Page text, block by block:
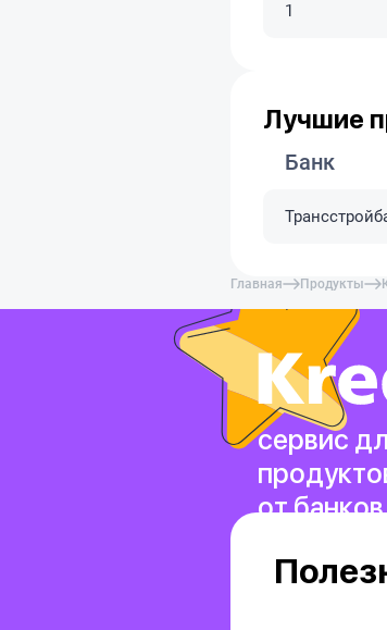
1
Лучшие
Банк
Главная Продукты
сервис
от